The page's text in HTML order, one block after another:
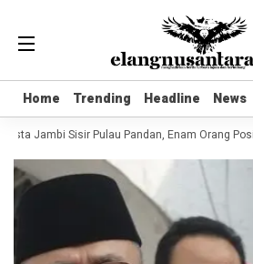
Home Trending Headline News
Home Trending Headline News
Jambi Sisir Pulau Pandan, Enam Orang